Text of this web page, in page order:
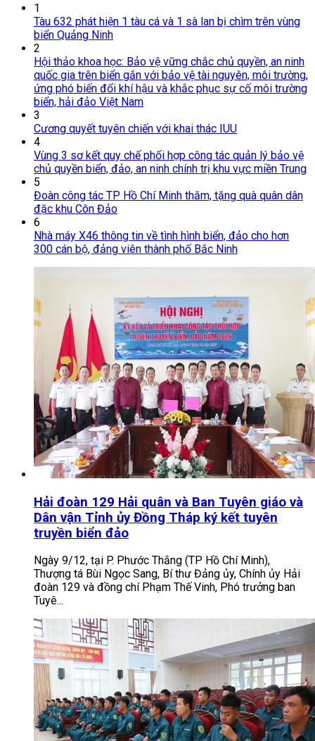
1
Tàu 632 phát hiện 1 tàu cá và 1 sà lan bị chìm trên vùng
biển Quảng Ninh
2
Hội thảo khoa học: Bảo vệ vững chắc chủ quyền, an ninh
quốc gia trên biển gắn với bảo vệ tài nguyên, môi trường,
ứng phó biến đổi khí hậu và khắc phục sự cố môi trường
biển, hải đảo Việt Nam
3
Cương quyết tuyên chiến với khai thác IUU
4
Vùng 3 sơ kết quy chế phối hợp công tác quản lý bảo vệ
chủ quyền biển, đảo, an ninh chính trị khu vực miền Trung
5
Đoàn công tác TP Hồ Chí Minh thăm, tặng quà quân dân
đặc khu Côn Đảo
6
Nhà máy X46 thông tin về tình hình biển, đảo cho hơn
300 cán bộ, đảng viên thành phố Bắc Ninh
Hải đoàn 129 Hải quân và Ban Tuyên giáo và
Dân vận Tỉnh ủy Đồng Tháp ký kết tuyên
truyền biển đảo
Ngày 9/12, tại P. Phước Thắng (TP Hồ Chí Minh),
Thượng tá Bùi Ngọc Sang, Bí thư Đảng ủy, Chính ủy Hải
đoàn 129 và đồng chí Phạm Thế Vinh, Phó trưởng ban
Tuyê...